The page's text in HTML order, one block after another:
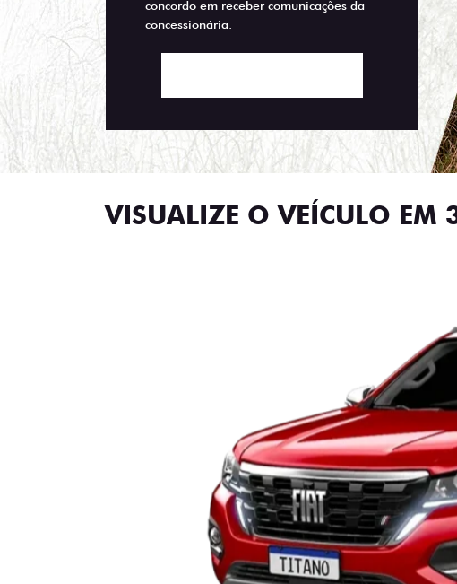
concordo em receber comunicações da
concessionária.
VISUALIZE O VEÍCULO EM